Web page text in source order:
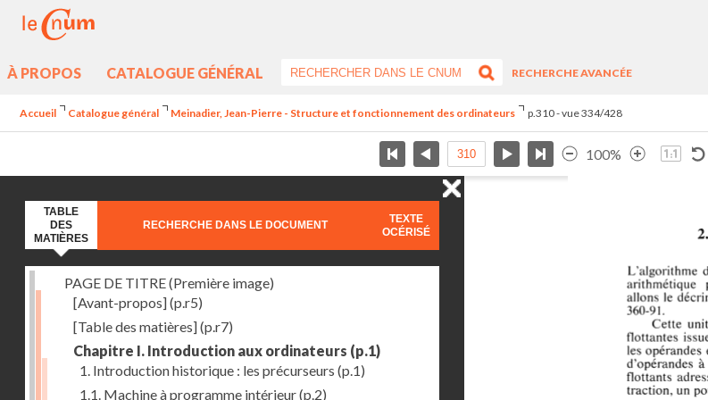
À PROPOS CATALOGUE GÉNÉRAL
RECHERCHE AVANCÉE
Accueil Catalogue général Meinadier, Jean-Pierre - Structure et fonctionnement des ordinateurs p.310 - vue 334/428
100%
TABLE
DES
MATIÈRES
RECHERCHE DANS LE DOCUMENT
TEXTE
OCÉRISÉ
PAGE DE TITRE (Première image)
[Avant-propos](p.r5)
[Table des matières](p.r7)
Chapitre I. Introduction aux ordinateurs (p.1)
1. Introduction historique : les précurseurs (p.1)
1.1. Machine à programme intérieur(p.2)